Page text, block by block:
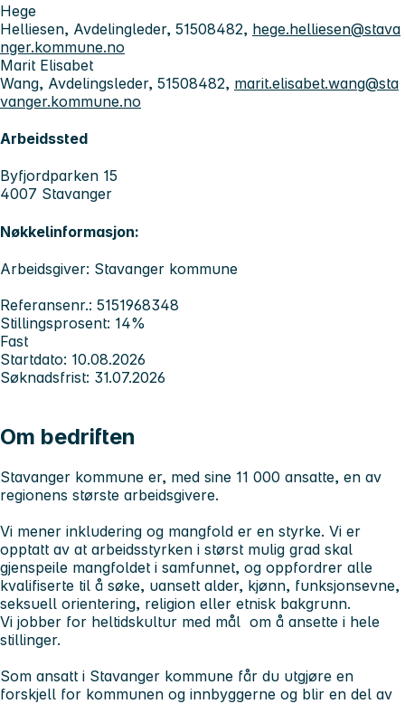
Hege
Helliesen, Avdelingleder, 51508482, hege.helliesen@stava
nger.kommune.no
Marit Elisabet
Wang, Avdelingsleder, 51508482, marit.elisabet.wang@sta
vanger.kommune.no
Arbeidssted
Byfjordparken 15
4007 Stavanger
Nøkkelinformasjon:
Arbeidsgiver: Stavanger kommune
Referansenr.: 5151968348
Stillingsprosent: 14%
Fast
Startdato: 10.08.2026
Søknadsfrist: 31.07.2026
Om bedriften
Stavanger kommune er, med sine 11 000 ansatte, en av
regionens største arbeidsgivere.
Vi mener inkludering og mangfold er en styrke. Vi er
opptatt av at arbeidsstyrken i størst mulig grad skal
gjenspeile mangfoldet i samfunnet, og oppfordrer alle
kvalifiserte til å søke, uansett alder, kjønn, funksjonsevne,
seksuell orientering, religion eller etnisk bakgrunn.
Vi jobber for heltidskultur med mål om å ansette i hele
stillinger.
Som ansatt i Stavanger kommune får du utgjøre en
forskjell for kommunen og innbyggerne og blir en del av